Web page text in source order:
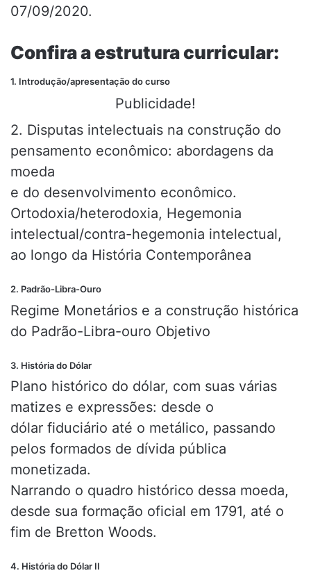
07/09/2020.
Confira a estrutura curricular:
1. Introdução/apresentação do curso
Publicidade!
2. Disputas intelectuais na construção do
pensamento econômico: abordagens da
moeda
e do desenvolvimento econômico.
Ortodoxia/heterodoxia, Hegemonia
intelectual/contra-hegemonia intelectual,
ao longo da História Contemporânea
2. Padrão-Libra-Ouro
Regime Monetários e a construção histórica
do Padrão-Libra-ouro Objetivo
3. História do Dólar
Plano histórico do dólar, com suas várias
matizes e expressões: desde o
dólar fiduciário até o metálico, passando
pelos formados de dívida pública
monetizada.
Narrando o quadro histórico dessa moeda,
desde sua formação oficial em 1791, até o
fim de Bretton Woods.
4. História do Dólar II